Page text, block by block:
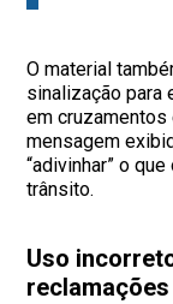
O material
sinalização para
em cruzamentos
mensagem
“adivinhar” o
trânsito.
Uso